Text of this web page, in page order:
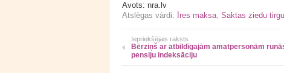
Avots: nra.lv
Atslēgas vārdi: Īres maksa, Saktas ziedu
Iepriekšējais raksts
Bērziņš ar atbildīgajām amatpersonām
pensiju indeksāciju